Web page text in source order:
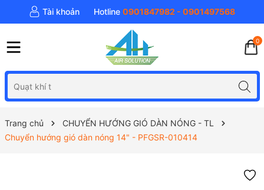
Tài khoản Hotline 0901847982 - 0901497568
0
Trang chủ
CHUYỂN HƯỚNG GIÓ DÀN NÓNG - TL
Chuyển hướng gió dàn nóng 14" - PFGSR-010414